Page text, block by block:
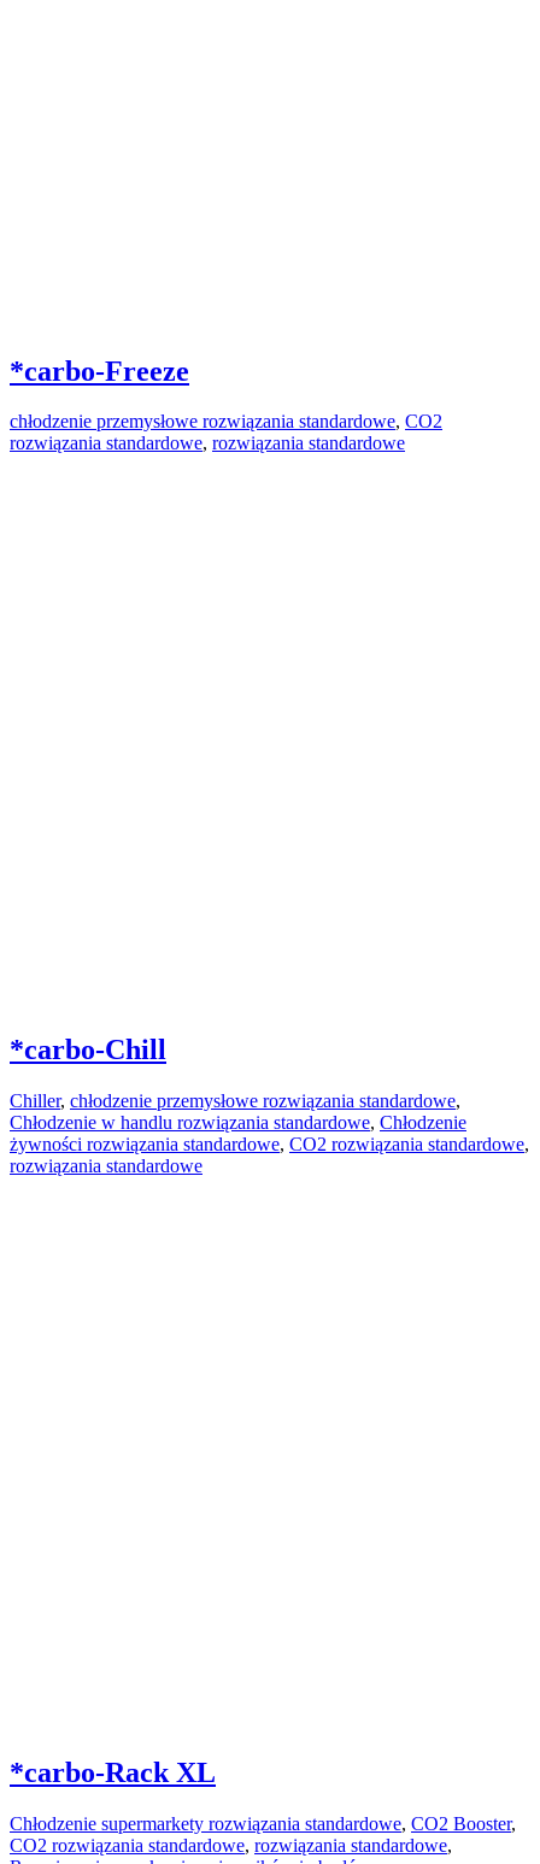
*carbo-Freeze
chłodzenie przemysłowe rozwiązania standardowe, CO2
rozwiązania standardowe, rozwiązania standardowe
*carbo-Chill
Chiller, chłodzenie przemysłowe rozwiązania standardowe,
Chłodzenie w handlu rozwiązania standardowe, Chłodzenie
żywności rozwiązania standardowe, CO2 rozwiązania standardowe,
rozwiązania standardowe
*carbo-Rack XL
Chłodzenie supermarkety rozwiązania standardowe, CO2 Booster,
CO2 rozwiązania standardowe, rozwiązania standardowe,